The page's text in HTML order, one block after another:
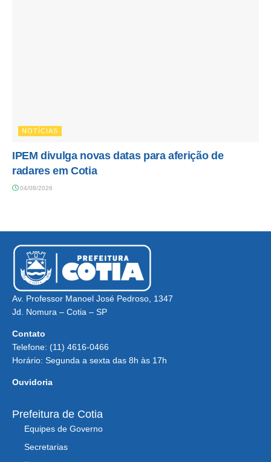
NOTÍCIAS
IPEM divulga novas datas para aferição de
radares em Cotia
04/08/2026
Av. Professor Manoel José Pedroso, 1347
Jd. Nomura – Cotia – SP
Contato
Telefone: (11) 4616-0466
Horário: Segunda a sexta das 8h às 17h
Ouvidoria
Prefeitura de Cotia
Equipes de Governo
Secretarias